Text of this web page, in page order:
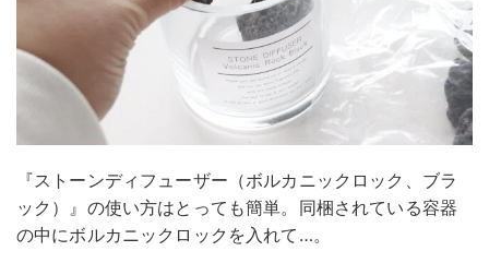
『ストーンディフューザー（ボルカニックロック、ブラ
ック）』の使い方はとっても簡単。同梱されている容器
の中にボルカニックロックを入れて…。